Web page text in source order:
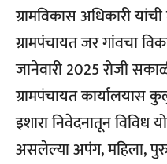
ग्रामविकास अधिकारी
ग्रामपंचायत जर गांवचा
जानेवारी 2025 रोजी
ग्रामपंचायत कार्यालयास
इशारा निवेदनातून विविध
असलेल्या अपंग, महिला,